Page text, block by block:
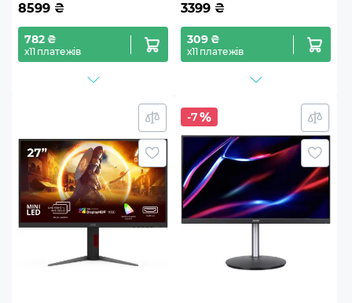
8599 ₴
782 ₴
х11 платежів
3399 ₴
309 ₴
х11 платежів
-7